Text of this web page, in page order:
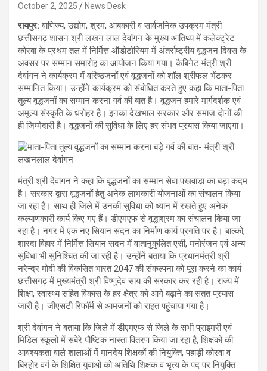
October 2, 2025 News Desk
रायपुर:वाणिज्य, उद्योग, श्रम, आबकारी व सार्वजनिक उपक्रम मंत्री
छत्तीसगढ़ शासन श्री लखन लाल देवांगन के मुख्य आतिथ्य में कलेक्ट्रेट
कोरबा के प्रथम तल में निर्मित्त ऑडोटोरियम में अंतर्राष्ट्रीय वृद्धजन दिवस के
अवसर पर सम्मान समारोह का आयोजन किया गया। कैबिनेट मंत्री श्री
देवांगन ने कार्यक्रम में वरिष्ठजनों एवं वृद्धजनों को शॉल श्रीफल भेंटकर
सम्मानित किया। उन्होंने कार्यक्रम को संबोधित करते हुए कहा कि माता-पिता
तुल्य वृद्धजनों का सम्मान करना गर्व की बात है। वृद्धजन हमारे मार्गदर्शक एवं
अमूल्य संस्कृति के धरोहर है। इनका देखभाल सरकार और समाज दोनों की
ही जिम्मेदारी है। वृद्धजनों की सुविधा के लिए हर संभव प्रयास किया जाएगा।
मंत्री श्री देवांगन ने कहा कि वृद्धजनों का सम्मान सेवा पखवाड़ा का बड़ा कदम
है। सरकार द्वारा वृद्धजनों हेतु अनेक लाभकारी योजनाओं का संचालन किया
जा रहा है। साथ ही जिले में उनकी सुविधा को ध्यान में रखते हुए अनेक
कल्याणकारी कार्य किए गए हैं। डीएमएफ से वृद्धाश्रम का संचालन किया जा
रहा है। नगर में एक नए सियान सदन का निर्माण कार्य प्रगति पर है। बाल्को,
शारदा विहार में निर्मित्त सियान सदन में वातानुकुलित एसी, मनोरंजन एवं अन्य
सुविधा भी सुनिश्चित की जा रही है। उन्होंनें बताया कि प्रधानमंत्री श्री
नरेन्द्र मोदी की विकसित भारत 2047 की संकल्पना को पूरा करने का कार्य
छत्तीसगढ़ में मुख्यमंत्री श्री विष्णुदेव साय की सरकार कर रही है। राज्य में
शिक्षा, स्वास्थ्य सहित विकास के हर क्षेत्र को आगे बढ़ाने का सतत प्रयास
जारी है। जीएसटी रिफॉर्म से आमजनों को राहत पहुंचाया गया है।
श्री देवांगन ने बताया कि जिले में डीएमएफ से जिले के सभी प्राइमरी एवं
मिडिल स्कूलों में सबेरे पौष्टिक नास्ता वितरण किया जा रहा है, शिक्षकों की
आवश्यकता वाले शालाओं में मानदेय शिक्षकों की नियुक्ति, पहाड़ी कोरवा व
बिरहोर वर्ग के शिक्षित युवाओं को अतिथि शिक्षक व भृत्य के पद पर नियुक्ति